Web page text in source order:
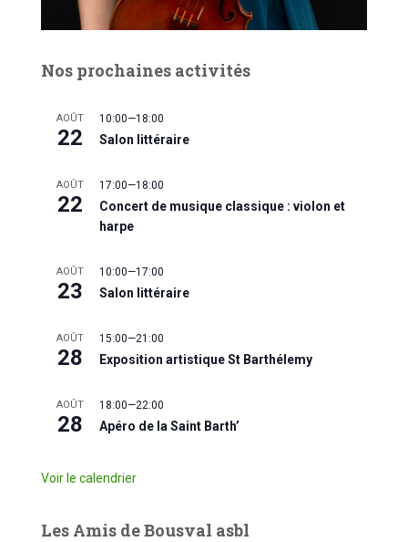
Nos prochaines activités
AOÛT
22
10:00—18:00
Salon littéraire
AOÛT
22
17:00—18:00
Concert de musique classique : violon et
harpe
AOÛT
23
10:00—17:00
Salon littéraire
AOÛT
28
15:00—21:00
Exposition artistique St Barthélemy
AOÛT
28
18:00—22:00
Apéro de la Saint Barth’
Voir le calendrier
Les Amis de Bousval asbl